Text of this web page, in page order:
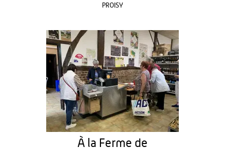
PROISY
À la Ferme de